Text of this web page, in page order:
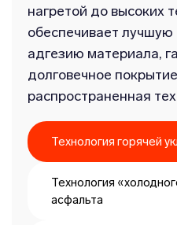
нагретой до высоких
обеспечивает лучшую
адгезию материала,
долговечное
распространенная
Технология горячей
Технология
асфальта